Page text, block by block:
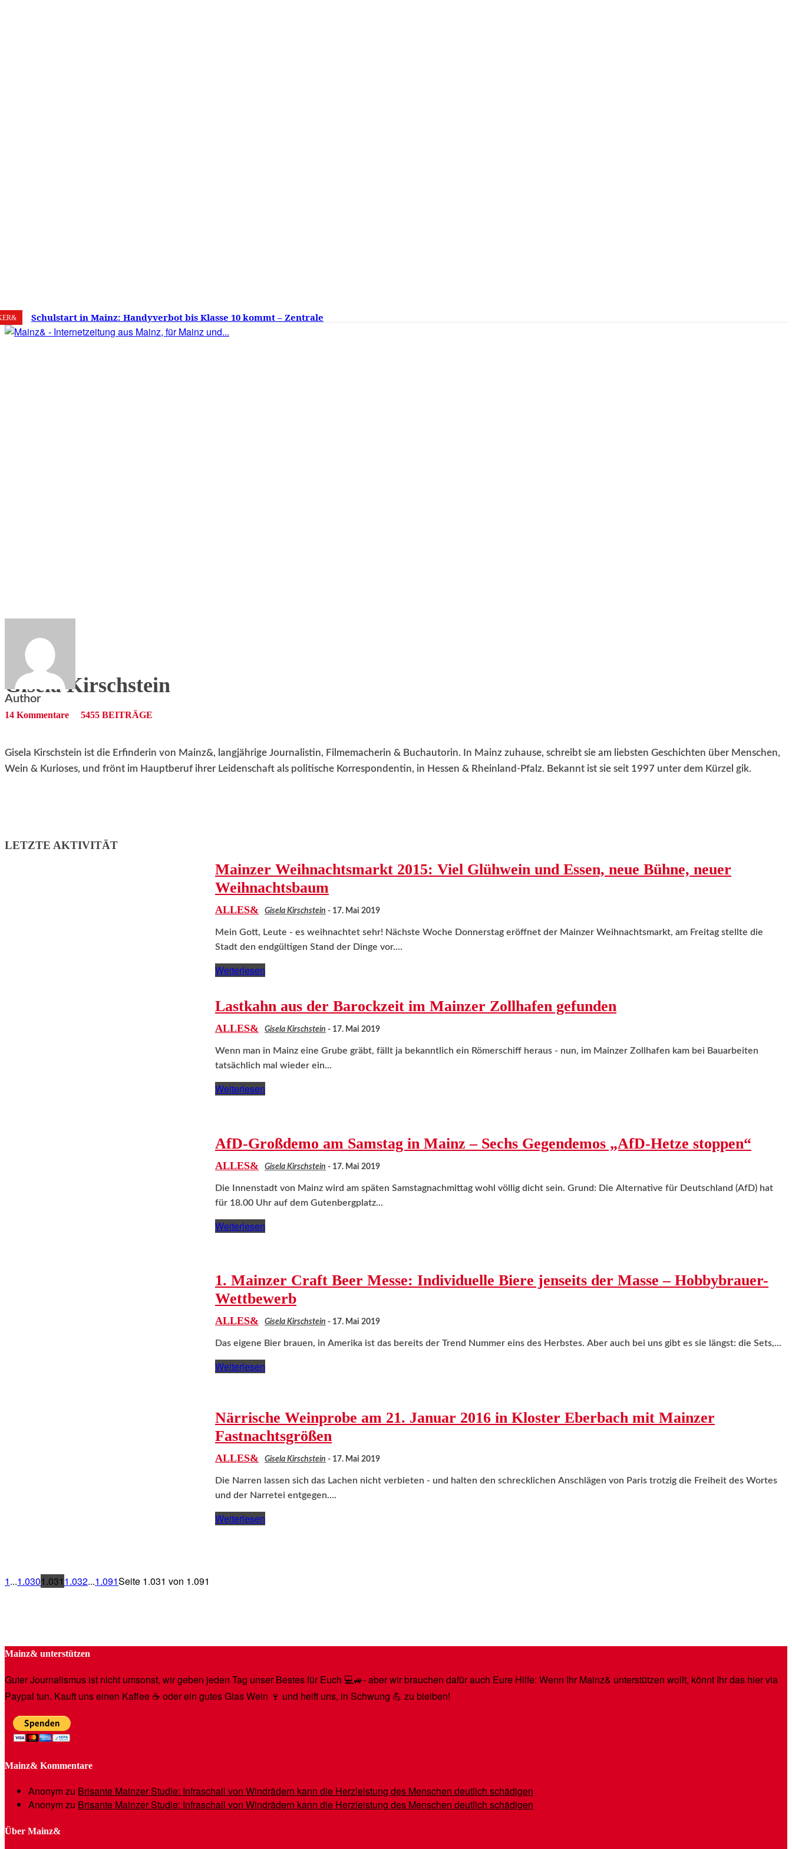
6. August 2026 22.6 Mainz
Schulstart in Mainz: Handyverbot bis Klasse 10 kommt – Zentrale
Versprechen wie Lehrmittelfreiheit und Schuleingangsklassen fehlen
Gisela Kirschstein
Author
14 Kommentare 5455 BEITRÄGE
Gisela Kirschstein ist die Erfinderin von Mainz&, langjährige Journalistin, Filmemacherin & Buchautorin. In Mainz zuhause, schreibt sie am liebsten Geschichten über Menschen,
Wein & Kurioses, und frönt im Hauptberuf ihrer Leidenschaft als politische Korrespondentin, in Hessen & Rheinland-Pfalz. Bekannt ist sie seit 1997 unter dem Kürzel gik.
LETZTE AKTIVITÄT
Mainzer Weihnachtsmarkt 2015: Viel Glühwein und Essen, neue Bühne, neuer
Weihnachtsbaum
ALLES& Gisela Kirschstein - 17. Mai 2019
Mein Gott, Leute - es weihnachtet sehr! Nächste Woche Donnerstag eröffnet der Mainzer Weihnachtsmarkt, am Freitag stellte die
Stadt den endgültigen Stand der Dinge vor....
Weiterlesen
Lastkahn aus der Barockzeit im Mainzer Zollhafen gefunden
ALLES& Gisela Kirschstein - 17. Mai 2019
Wenn man in Mainz eine Grube gräbt, fällt ja bekanntlich ein Römerschiff heraus - nun, im Mainzer Zollhafen kam bei Bauarbeiten
tatsächlich mal wieder ein...
Weiterlesen
AfD-Großdemo am Samstag in Mainz – Sechs Gegendemos „AfD-Hetze stoppen“
ALLES& Gisela Kirschstein - 17. Mai 2019
Die Innenstadt von Mainz wird am späten Samstagnachmittag wohl völlig dicht sein. Grund: Die Alternative für Deutschland (AfD) hat
für 18.00 Uhr auf dem Gutenbergplatz...
Weiterlesen
1. Mainzer Craft Beer Messe: Individuelle Biere jenseits der Masse – Hobbybrauer-
Wettbewerb
ALLES& Gisela Kirschstein - 17. Mai 2019
Das eigene Bier brauen, in Amerika ist das bereits der Trend Nummer eins des Herbstes. Aber auch bei uns gibt es sie längst: die Sets,...
Weiterlesen
Närrische Weinprobe am 21. Januar 2016 in Kloster Eberbach mit Mainzer
Fastnachtsgrößen
ALLES& Gisela Kirschstein - 17. Mai 2019
Die Narren lassen sich das Lachen nicht verbieten - und halten den schrecklichen Anschlägen von Paris trotzig die Freiheit des Wortes
und der Narretei entgegen....
Weiterlesen
1...1.0301.0311.032...1.091Seite 1.031 von 1.091
Mainz& unterstützen
Guter Journalismus ist nicht umsonst, wir geben jeden Tag unser Bestes für Euch 💻🚙- aber wir brauchen dafür auch Eure Hilfe: Wenn Ihr Mainz& unterstützen wollt, könnt Ihr das hier via
Paypal tun. Kauft uns einen Kaffee ☕️ oder ein gutes Glas Wein 🍷 und helft uns, in Schwung 💪 zu bleiben!
Mainz& Kommentare
Anonymzu Brisante Mainzer Studie: Infraschall von Windrädern kann die Herzleistung des Menschen deutlich schädigen
Anonymzu Brisante Mainzer Studie: Infraschall von Windrädern kann die Herzleistung des Menschen deutlich schädigen
Über Mainz&